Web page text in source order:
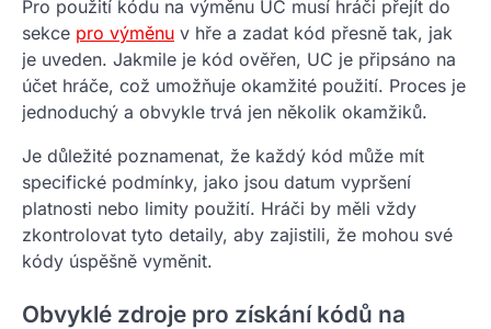
Pro použití kódu na výměnu UC musí hráči přejít do
sekce pro výměnu v hře a zadat kód přesně tak, jak
je uveden. Jakmile je kód ověřen, UC je připsáno na
účet hráče, což umožňuje okamžité použití. Proces je
jednoduchý a obvykle trvá jen několik okamžiků.
Je důležité poznamenat, že každý kód může mít
specifické podmínky, jako jsou datum vypršení
platnosti nebo limity použití. Hráči by měli vždy
zkontrolovat tyto detaily, aby zajistili, že mohou své
kódy úspěšně vyměnit.
Obvyklé zdroje pro získání kódů na